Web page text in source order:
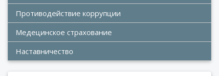
Противодействие коррупции
Медецинское страхование
Наставничество